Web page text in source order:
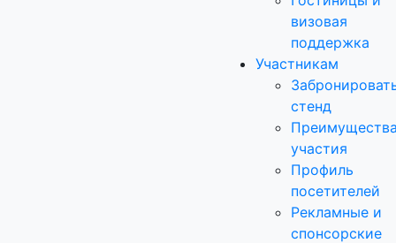
визовая
поддержка
Участникам
стенд
участия
Профиль
посетителей
Рекламные и
спонсорские